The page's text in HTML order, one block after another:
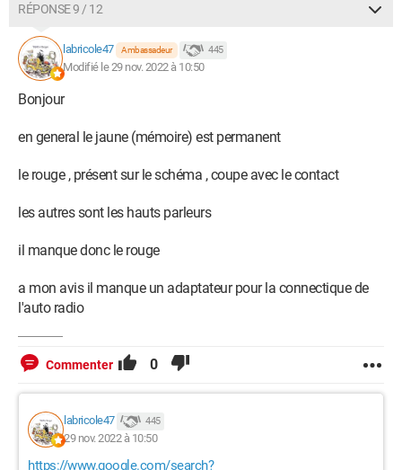
RÉPONSE 9 / 12
labricole47 Ambassadeur 445
Modifié le 29 nov. 2022 à 10:50
Bonjour
en general le jaune (mémoire) est permanent
le rouge , présent sur le schéma , coupe avec le contact
les autres sont les hauts parleurs
il manque donc le rouge
a mon avis il manque un adaptateur pour la connectique de
l'auto radio
Commenter 0
labricole47 445
29 nov. 2022 à 10:50
https://www.google.com/search?